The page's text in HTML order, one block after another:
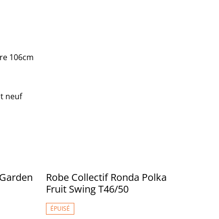
106cm
neuf
Robe Collectif Ronda Polka
Fruit Swing T46/50
ÉPUISÉ